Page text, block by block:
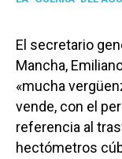
El secretario
Mancha,
«mucha
vende, con el
referencia al
hectómetros